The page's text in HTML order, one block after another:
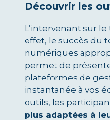
Découvrir les
L’intervenant sur
effet, le succès du
numériques
permet de
plateformes de
instantanée à vos
outils, les
plus adaptées à